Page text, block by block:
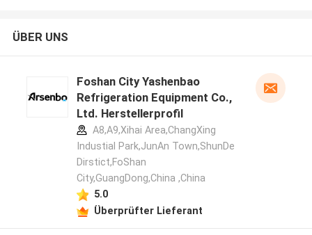
ÜBER UNS
Foshan City Yashenbao
Refrigeration Equipment Co.,
Ltd. Herstellerprofil
A8,A9,Xihai Area,ChangXing
Industial Park,JunAn Town,ShunDe
Dirstict,FoShan
City,GuangDong,China ,China
5.0
Überprüfter Lieferant